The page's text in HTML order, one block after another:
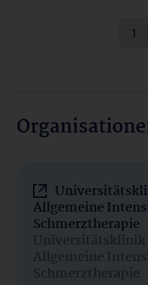
1
Allgemeine
Schmerztherapie
Universitätsklinik
Allgemeine
Schmerztherapie